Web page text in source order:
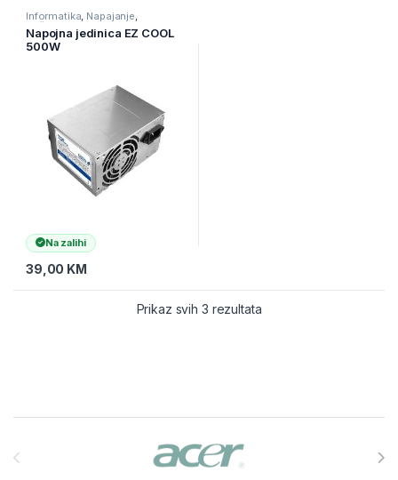
Informatika, Napajanje,
Računarske Komponente
Napojna jedinica EZ COOL
500W
Na zalihi
39,00 KM
Prikaz svih 3 rezultata